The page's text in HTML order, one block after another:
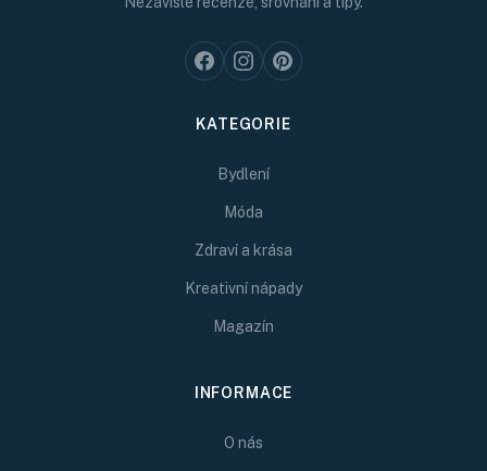
KATEGORIE
Bydlení
Móda
Zdraví a krása
Kreativní nápady
Magazín
INFORMACE
O nás